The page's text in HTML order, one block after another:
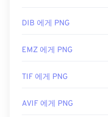
DIB 에게 PNG
EMZ 에게 PNG
TIF 에게 PNG
AVIF 에게 PNG